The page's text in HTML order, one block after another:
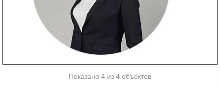
Показано 4 из 4 объектов